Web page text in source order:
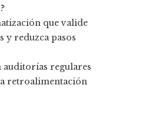
que valide
y reduzca pasos
auditorías regulares
retroalimentación